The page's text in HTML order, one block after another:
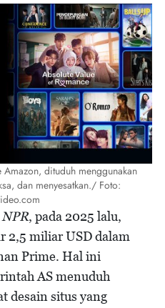
Amazon, dituduh menggunakan
dan menyesatkan./ Foto:
NPR, pada 2025 lalu,
2,5 miliar USD dalam
Prime. Hal ini
AS menuduh
desain situs yang